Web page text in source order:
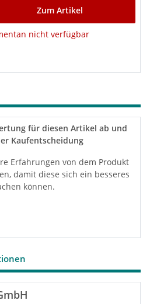
Zum Artikel
nicht verfügbar
für diesen Artikel ab und
Kaufentscheidung
Erfahrungen von dem Produkt
damit diese sich ein besseres
können.